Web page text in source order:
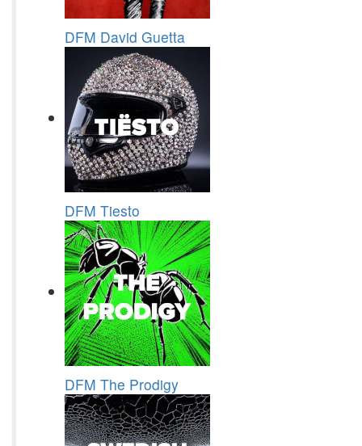
DFM David Guetta
DFM Tiesto
DFM The Prodigy